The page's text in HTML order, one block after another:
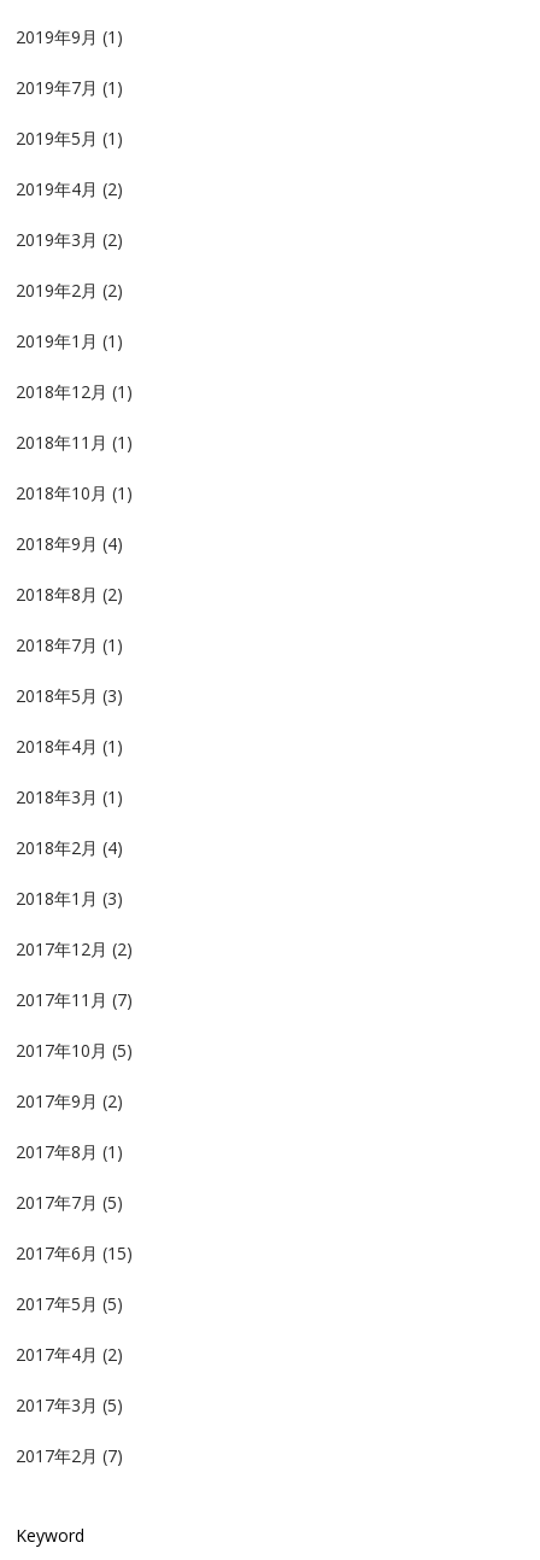
2019年9月 (1)
2019年7月 (1)
2019年5月 (1)
2019年4月 (2)
2019年3月 (2)
2019年2月 (2)
2019年1月 (1)
2018年12月 (1)
2018年11月 (1)
2018年10月 (1)
2018年9月 (4)
2018年8月 (2)
2018年7月 (1)
2018年5月 (3)
2018年4月 (1)
2018年3月 (1)
2018年2月 (4)
2018年1月 (3)
2017年12月 (2)
2017年11月 (7)
2017年10月 (5)
2017年9月 (2)
2017年8月 (1)
2017年7月 (5)
2017年6月 (15)
2017年5月 (5)
2017年4月 (2)
2017年3月 (5)
2017年2月 (7)
Keyword